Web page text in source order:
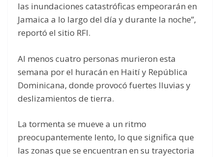
las inundaciones catastróficas empeorarán en
Jamaica a lo largo del día y durante la noche”,
reportó el sitio RFI.
Al menos cuatro personas murieron esta
semana por el huracán en Haití y República
Dominicana, donde provocó fuertes lluvias y
deslizamientos de tierra.
La tormenta se mueve a un ritmo
preocupantemente lento, lo que significa que
las zonas que se encuentran en su trayectoria